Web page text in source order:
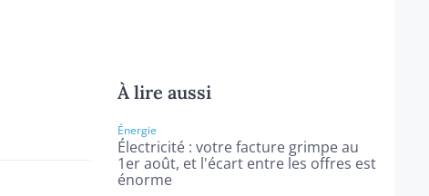
À lire aussi
Énergie
Électricité : votre facture grimpe au
1er août, et l'écart entre les offres est
énorme